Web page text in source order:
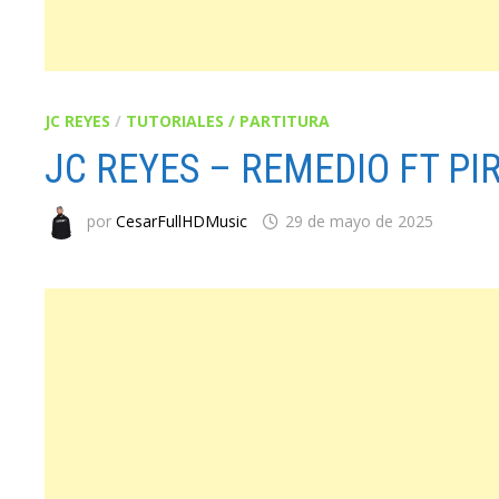
JC REYES / TUTORIALES / PARTITURA
JC REYES – REMEDIO FT
porCesarFullHDMusic 29 de mayo de 2025